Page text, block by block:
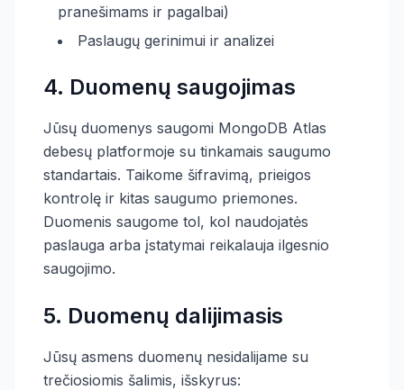
pranešimams ir pagalbai)
Paslaugų gerinimui ir analizei
4. Duomenų saugojimas
Jūsų duomenys saugomi MongoDB Atlas
debesų platformoje su tinkamais saugumo
standartais. Taikome šifravimą, prieigos
kontrolę ir kitas saugumo priemones.
Duomenis saugome tol, kol naudojatės
paslauga arba įstatymai reikalauja ilgesnio
saugojimo.
5. Duomenų dalijimasis
Jūsų asmens duomenų nesidalijame su
trečiosiomis šalimis, išskyrus: